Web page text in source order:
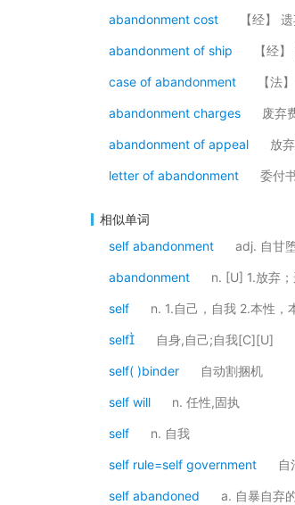
abandonment cost 【经】
abandonment of ship 【经
case of abandonment 【法
abandonment charges 废弃
abandonment of appeal 放
letter of abandonment 委付
相似单词
self abandonment
adj. 自甘
abandonment n. [U] 1.放弃
self n. 1.自己，自我 2.本性
self 自身,自己;自我[C][U]
self( )binder 自动割捆机
self will n. 任性,固执
self n. 自我
self rule=self government 自
self abandoned a. 自暴自弃